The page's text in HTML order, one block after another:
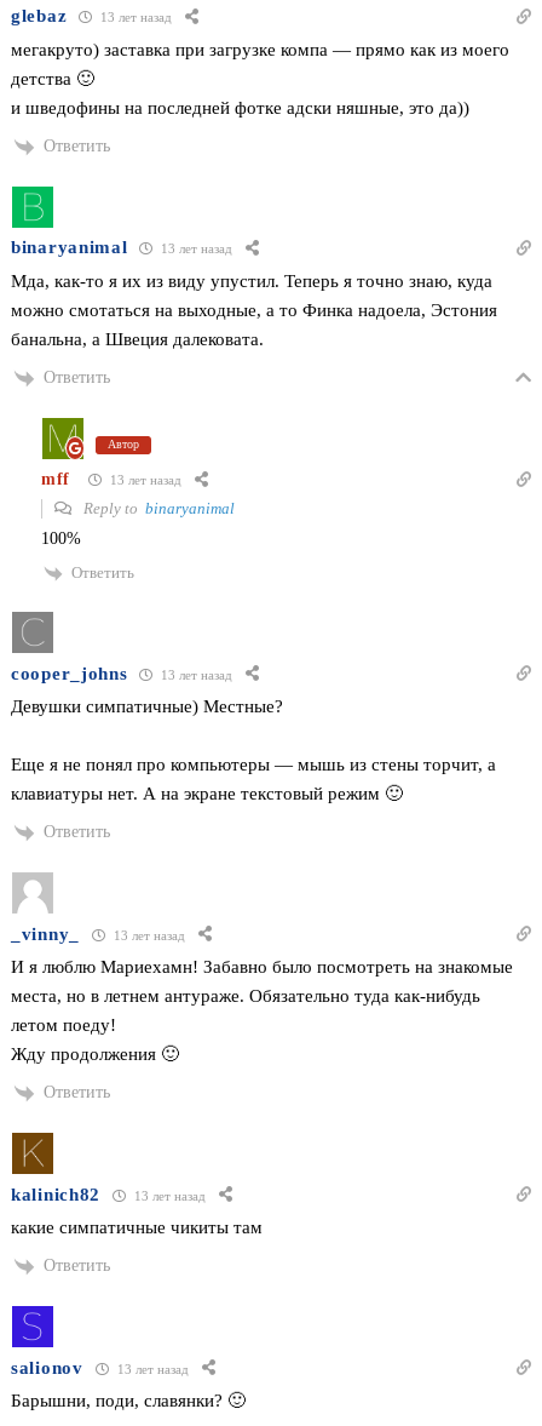
glebaz 13 лет назад
мегакруто) заставка при загрузке компа — прямо как из моего
детства 🙂
и шведофины на последней фотке адски няшные, это да))
Ответить
binaryanimal 13 лет назад
Мда, как-то я их из виду упустил. Теперь я точно знаю, куда
можно смотаться на выходные, а то Финка надоела, Эстония
банальна, а Швеция далековата.
Ответить
Автор
mff 13 лет назад
Reply to binaryanimal
100%
Ответить
cooper_johns 13 лет назад
Девушки симпатичные) Местные?
Еще я не понял про компьютеры — мышь из стены торчит, а
клавиатуры нет. А на экране текстовый режим 🙂
Ответить
_vinny_ 13 лет назад
И я люблю Мариехамн! Забавно было посмотреть на знакомые
места, но в летнем антураже. Обязательно туда как-нибудь
летом поеду!
Жду продолжения 🙂
Ответить
kalinich82 13 лет назад
какие симпатичные чикиты там
Ответить
salionov 13 лет назад
Барышни, поди, славянки? 🙂